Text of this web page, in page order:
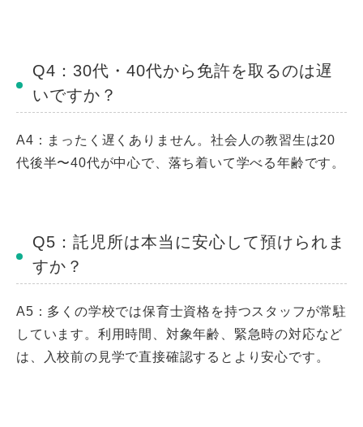
Q4：30代・40代から免許を取るのは遅
いですか？
A4：まったく遅くありません。社会人の教習生は20
代後半〜40代が中心で、落ち着いて学べる年齢です。
Q5：託児所は本当に安心して預けられま
すか？
A5：多くの学校では保育士資格を持つスタッフが常駐
しています。利用時間、対象年齢、緊急時の対応など
は、入校前の見学で直接確認するとより安心です。